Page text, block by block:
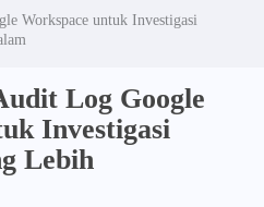
Workspace untuk Investigasi
Log Google
Investigasi
Lebih